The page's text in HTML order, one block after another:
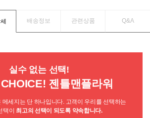
배송정보 관련상품 Q&A
실수 없는 선택!
젠틀맨플라워
메세지는 단 하나입니다. 고객이 우리를 선택하는
택이 최고의 선택이 되도록 약속합니다.